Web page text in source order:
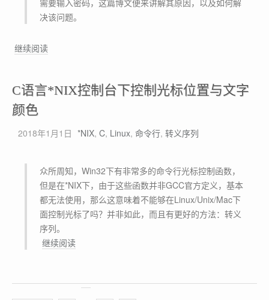
一
个
单
用
C
连
接
数
监
视
器
需要输入密码，这篇博文便来讲解其原因，以及如何解
决该问题。
继续阅读解
i
x
加
R
S
A
公
钥
C语言*NIX控制台下控制光标位置与文字
颜色
2018年1月1日 *NIX, C, Linux, 命令行, 转义序列
众所周知，Win32下有非常多的命令行光标控制函数，
但是在*NIX下，由于这些函数并非GCC官方定义，基本
都无法使用，那么这意味着不能够在Linux/Unix/Mac下
面控制光标了吗？并非如此，而且有更好的方法：转义
序列。
继续阅读C
*